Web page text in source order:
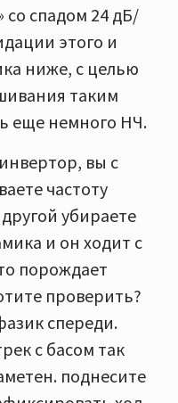
со спадом 24 дБ/
этого и
ниже, с целью
таким
еще немного НЧ.
вы с
частоту
убираете
и он ходит с
порождает
проверить?
спереди.
с басом так
поднесите